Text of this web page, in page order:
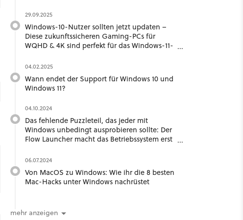
29.09.2025
Windows-10-Nutzer sollten jetzt updaten –
Diese zukunftssicheren Gaming-PCs für
WQHD & 4K sind perfekt für das Windows-11-
04.02.2025
Wann endet der Support für Windows 10 und
Windows 11?
04.10.2024
Das fehlende Puzzleteil, das jeder mit
Windows unbedingt ausprobieren sollte: Der
Flow Launcher macht das Betriebssystem erst
06.07.2024
Von MacOS zu Windows: Wie ihr die 8 besten
Mac-Hacks unter Windows nachrüstet
mehr anzeigen